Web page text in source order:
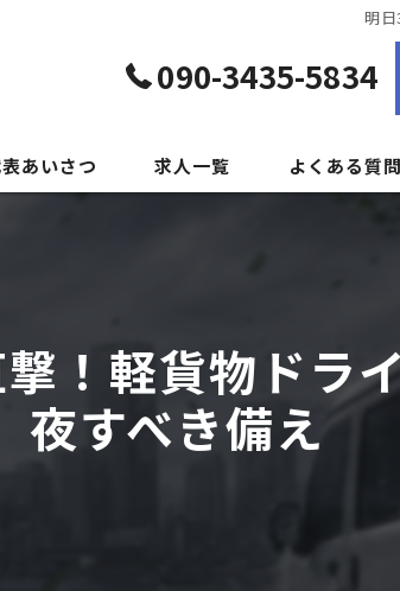
明
090-3435-5834
あいさつ 求人一覧 よくある質問
！軽貨物ドラ
夜すべき備え